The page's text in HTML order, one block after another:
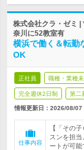
株式会社クラ・ゼミ
奈川に52教室有
横浜で働く＆転勤
OK
正社員 職種・業種
完全週休2日制 第二
情報更新日：2026/08/07
仕事内容
【「その
スンを担
ートが可